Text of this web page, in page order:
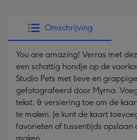
Omschrijving
You are amazing! Verras met
een schattig hondje op de
Studio Pets met lieve en
gefotografeerd door Myrna.
tekst, & versiering toe om de
te maken. Je kunt de kaart
favorieten of tussentijds opslaan